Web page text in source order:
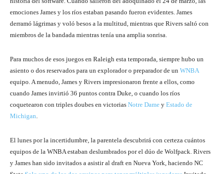
emociones James y los ríos estaban pasando fueron evidentes. James
derramó lágrimas y voló besos a la multitud, mientras que Rivers saltó con
miembros de la bandada mientras tenía una amplia sonrisa.
Para muchos de esos juegos en Raleigh esta temporada, siempre hubo un
asiento o dos reservados para un explorador o preparador de un WNBA
equipo. A menudo, James y Rivers impresionaron frente a ellos, como
cuando James invirtió 36 puntos contra Duke, o cuando los ríos
coquetearon con triples doubes en victorias Notre Dame y Estado de
Michigan.
El lunes por la incertidumbre, la parentela descubrirá con certeza cuántos
equipos de la WNBA estaban deslumbrados por el dúo de Wolfpack. Rivers
y James han sido invitados a asistir al draft en Nueva York, haciendo NC